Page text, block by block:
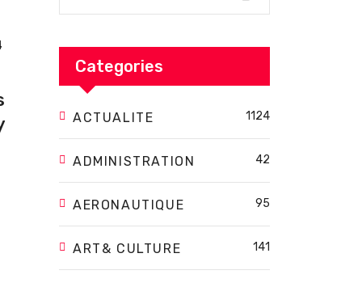
Categories
ACTUALITE 1124
ADMINISTRATION 42
AERONAUTIQUE 95
ART& CULTURE 141